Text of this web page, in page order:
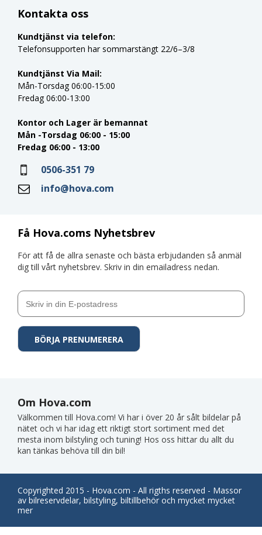
Få Hova.coms Nyhetsbrev
För att få de allra senaste och bästa erbjudanden så anmäl
dig till vårt nyhetsbrev. Skriv in din emailadress nedan.
Kontakta oss
Kundtjänst via telefon:
Telefonsupporten har sommarstängt 22/6–3/8
Kundtjänst Via Mail:
Mån-Torsdag 06:00-15:00
Fredag 06:00-13:00
Kontor och Lager är bemannat
Mån -Torsdag 06:00 - 15:00
Fredag 06:00 - 13:00
0506-351 79
info@hova.com
Om Hova.com
Välkommen till Hova.com! Vi har i över 20 år sålt bildelar på
nätet och vi har idag ett riktigt stort sortiment med det
mesta inom bilstyling och tuning! Hos oss hittar du allt du
kan tänkas behöva till din bil!
Copyrighted 2015 - Hova.com - All rigths reserved - Massor
av bilreservdelar, bilstyling, biltillbehör och mycket mycket
mer